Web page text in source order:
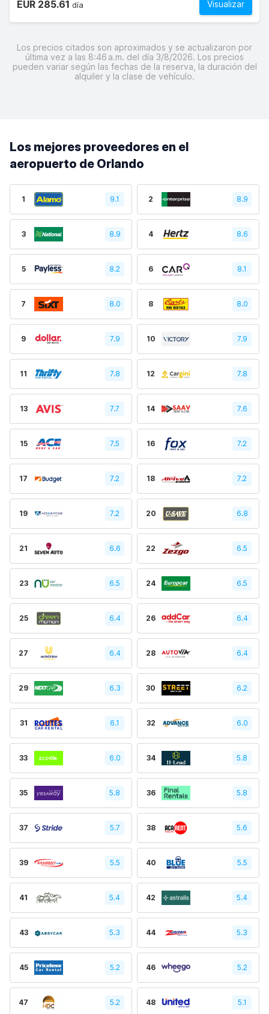
Visualizar
EUR 285.61 día
Los precios citados son aproximados y se actualizaron por
última vez a las 8:46 a.m. del día 3/8/2026. Los precios
pueden variar según las fechas de la reserva, la duración del
alquiler y la clase de vehículo.
Los mejores proveedores en el
aeropuerto de Orlando
1 9.1 2 8.9
3 8.9 4 8.6
5 8.2 6 8.1
7 8.0 8 8.0
9 7.9 10 7.9
11 7.8 12 7.8
13 7.7 14 7.6
15 7.5 16 7.2
17 7.2 18 7.2
19 7.2 20 6.8
21 6.6 22 6.5
23 6.5 24 6.5
25 6.4 26 6.4
27 6.4 28 6.4
29 6.3 30 6.2
31 6.1 32 6.0
33 6.0 34 5.8
35 5.8 36 5.8
37 5.7 38 5.6
39 5.5 40 5.5
41 5.4 42 5.4
43 5.3 44 5.3
45 5.2 46 5.2
47 5.2 48 5.1